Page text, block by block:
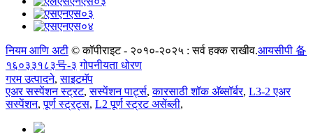
नियम आणि अटी © कॉपीराइट - २०१०-२०२५ : सर्व हक्क राखीव.आयसीपी 备
१६०३३१८३号-३ गोपनीयता धोरण
गरम उत्पादने,साइटमॅप
एअर सस्पेंशन स्ट्रट,सस्पेंशन पार्ट्स,कारसाठी शॉक अ‍ॅब्सॉर्बर, L3-2 एअर
सस्पेंशन,पूर्ण स्ट्रट्स, L2 पूर्ण स्ट्रट असेंब्ली,